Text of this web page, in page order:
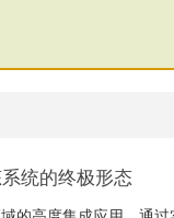
统的终极形态